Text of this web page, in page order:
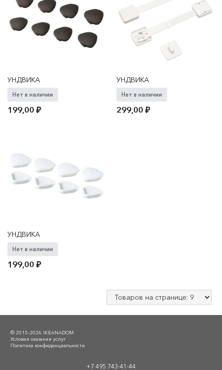
УНДВИКА
Нет в наличии
199,00₽
УНДВИКА
Нет в наличии
299,00₽
УНДВИКА
Нет в наличии
199,00₽
© 2015–2026 IKEANADOM
Условия оказания услуг
Политика конфиденциальности
+7 495 743-41-44